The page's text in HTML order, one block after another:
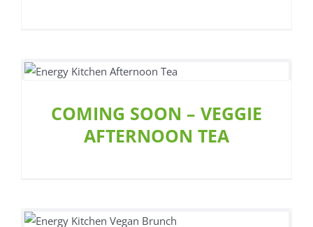
COMING SOON – VEGGIE
AFTERNOON TEA